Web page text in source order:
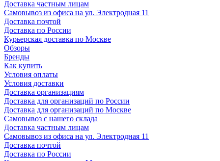
Доставка частным лицам
Самовывоз из офиса на ул. Электродная 11
Доставка почтой
Доставка по России
Курьерская доставка по Москве
Обзоры
Бренды
Как купить
Условия оплаты
Условия доставки
Доставка организациям
Доставка для организаций по России
Доставка для организаций по Москве
Самовывоз с нашего склада
Доставка частным лицам
Самовывоз из офиса на ул. Электродная 11
Доставка почтой
Доставка по России